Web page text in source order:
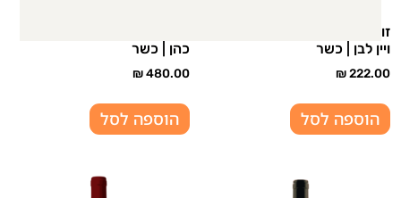
זוג יינות ברק בן דוד, יין אדום
ויין לבן | כשר
₪222.00
הוספה לסל
כהן | כשר
₪480.00
הוספה לסל